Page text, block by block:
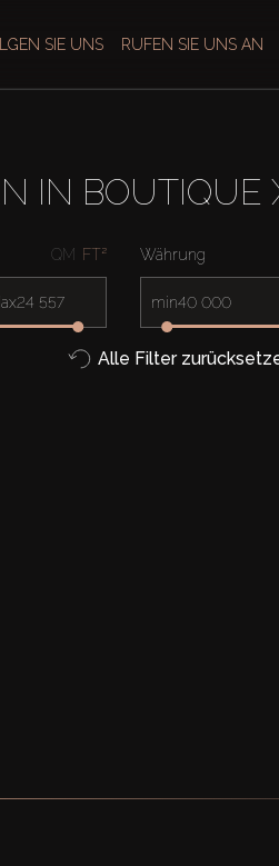
SIE UNS RUFEN SIE UNS AN
IN BOUTIQUE
QM FT² Währung
min
Alle Filter